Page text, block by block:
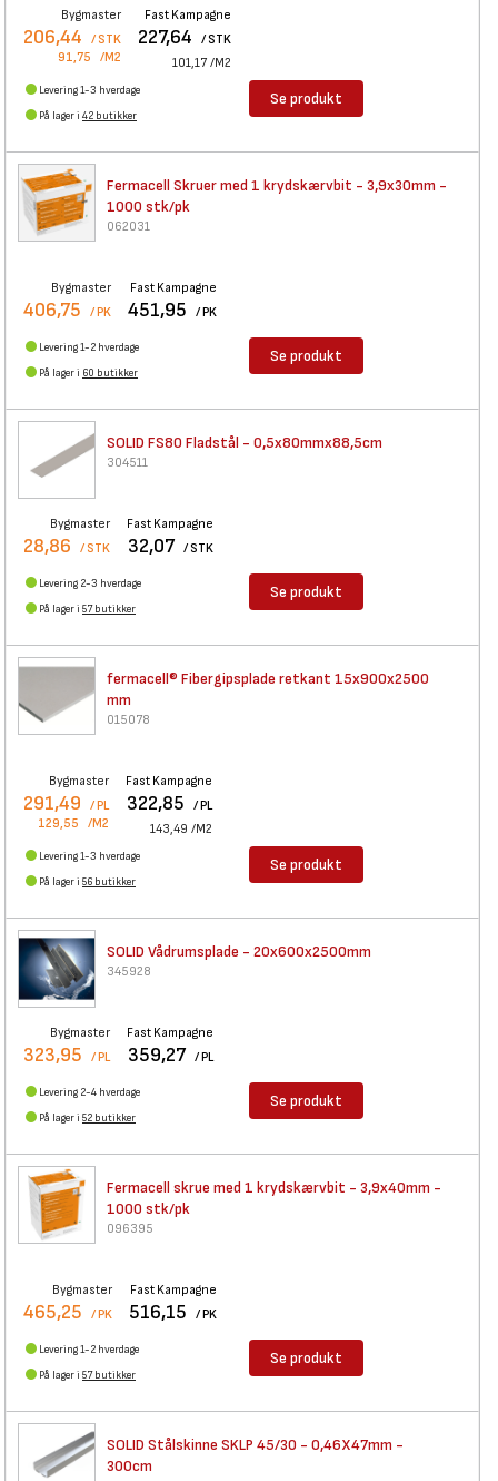
Bygmaster
206,44 / STK
91,75 /M2
Fast Kampagne
227,64 / STK
101,17 /M2
Levering 1-3 hverdage
På lager i 42 butikker
Se produkt
Fermacell Skruer med 1 krydskærvbit - 3,9x30mm -
1000 stk/pk
062031
Bygmaster
406,75 / PK
Fast Kampagne
451,95 / PK
Levering 1-2 hverdage
På lager i 60 butikker
Se produkt
SOLID FS80 Fladstål - 0,5x80mmx88,5cm
304511
Bygmaster
28,86 / STK
Fast Kampagne
32,07 / STK
Levering 2-3 hverdage
På lager i 57 butikker
Se produkt
fermacell® Fibergipsplade retkant 15x900x2500
mm
015078
Bygmaster
291,49 / PL
129,55 /M2
Fast Kampagne
322,85 / PL
143,49 /M2
Levering 1-3 hverdage
På lager i 56 butikker
Se produkt
SOLID Vådrumsplade - 20x600x2500mm
345928
Bygmaster
323,95 / PL
Fast Kampagne
359,27 / PL
Levering 2-4 hverdage
På lager i 52 butikker
Se produkt
Fermacell skrue med 1 krydskærvbit - 3,9x40mm -
1000 stk/pk
096395
Bygmaster
465,25 / PK
Fast Kampagne
516,15 / PK
Levering 1-2 hverdage
På lager i 57 butikker
Se produkt
SOLID Stålskinne SKLP 45/30 - 0,46X47mm -
300cm